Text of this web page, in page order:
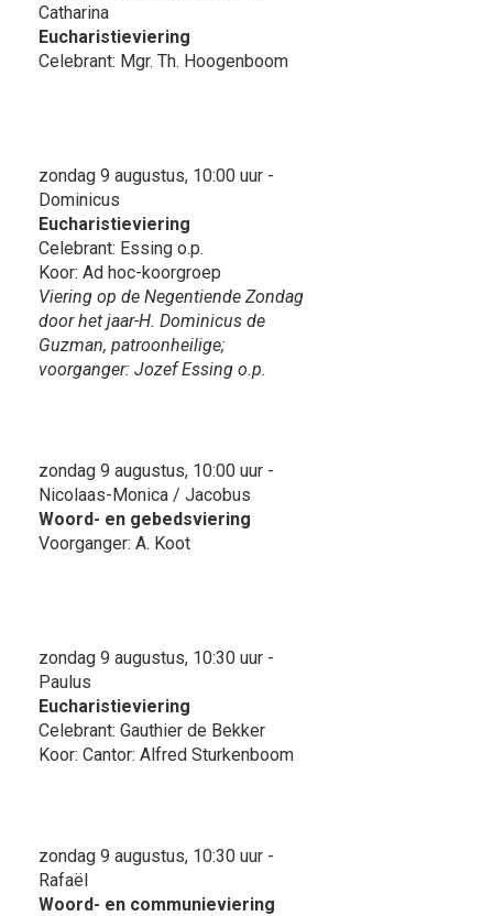
Catharina
Eucharistieviering
Celebrant: Mgr. Th. Hoogenboom
zondag 9 augustus, 10:00 uur -
Dominicus
Eucharistieviering
Celebrant: Essing o.p.
Koor: Ad hoc-koorgroep
Viering op de Negentiende Zondag
door het jaar-H. Dominicus de
Guzman, patroonheilige;
voorganger: Jozef Essing o.p.
zondag 9 augustus, 10:00 uur -
Nicolaas-Monica / Jacobus
Woord- en gebedsviering
Voorganger: A. Koot
zondag 9 augustus, 10:30 uur -
Paulus
Eucharistieviering
Celebrant: Gauthier de Bekker
Koor: Cantor: Alfred Sturkenboom
zondag 9 augustus, 10:30 uur -
Rafaël
Woord- en communieviering